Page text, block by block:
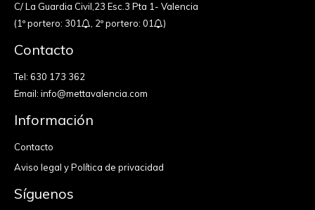
C/ La Guardia Civil,23 Esc.3 Pta 1- Valencia
(1º portero: 301
, 2º portero: 01 )
Contacto
Tel: 630 173 362
Email: info@mettavalencia.com
Información
Contacto
Aviso legal y Política de privacidad
Síguenos